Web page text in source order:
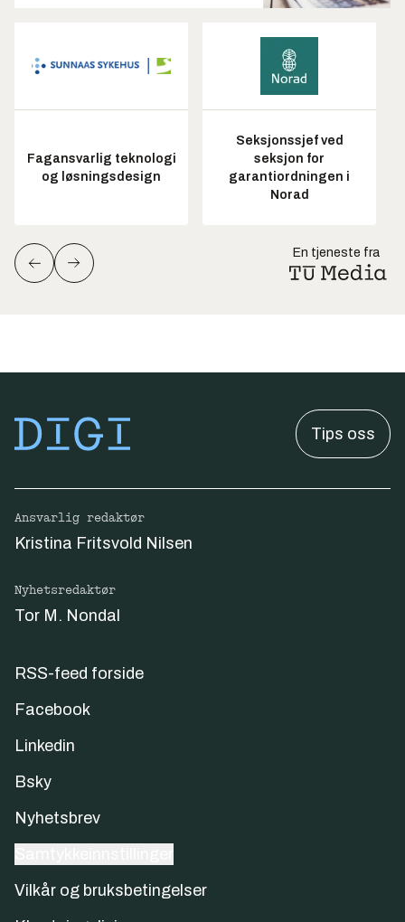
Fagansvarlig teknologi
og løsningsdesign
Seksjonssjef ved
seksjon for
garantiordningen i
Norad
En tjeneste fra
Tips oss
Ansvarlig redaktør
Kristina Fritsvold Nilsen
Nyhetsredaktør
Tor M. Nondal
RSS-feed forside
Facebook
Linkedin
Bsky
Nyhetsbrev
Vilkår og bruksbetingelser